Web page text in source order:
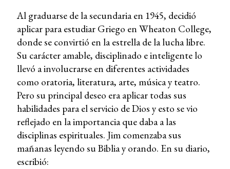
Al graduarse de la secundaria en 1945, decidió
aplicar para estudiar Griego en Wheaton College,
donde se convirtió en la estrella de la lucha libre.
Su carácter amable, disciplinado e inteligente lo
llevó a involucrarse en diferentes actividades
como oratoria, literatura, arte, música y teatro.
Pero su principal deseo era aplicar todas sus
habilidades para el servicio de Dios y esto se vio
reflejado en la importancia que daba a las
disciplinas espirituales. Jim comenzaba sus
mañanas leyendo su Biblia y orando. En su diario,
escribió: